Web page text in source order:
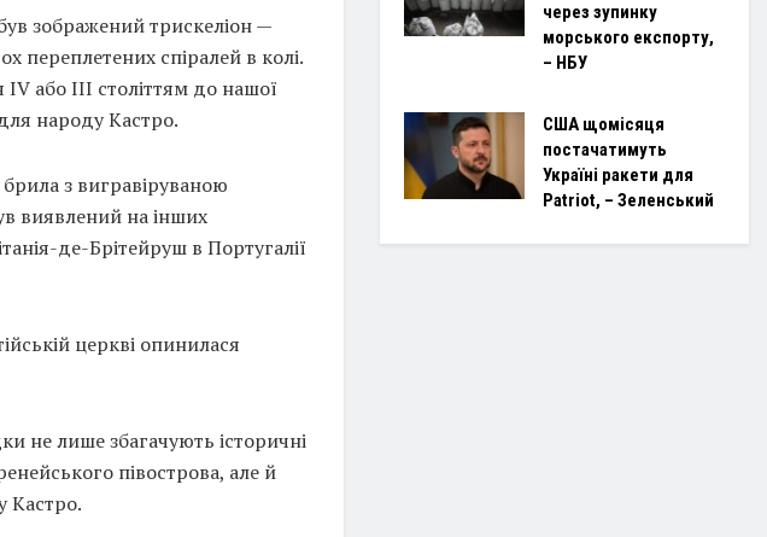
зображений трискеліон —
переплетених спіралей в колі.
або III століттям до нашої
народу Кастро.
з вигравіруваною
виявлений на інших
де-Брітейруш в Португалії
церкві опинилася
не лише збагачують історичні
півострова, але й
Кастро.
через зупинку
морського експорту,
– НБУ
США щомісяця
постачатимуть
Україні ракети для
Patriot, – Зеленський